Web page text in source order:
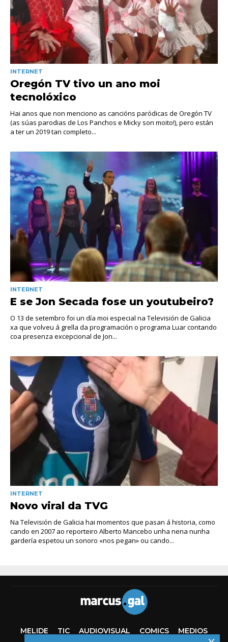
INTERNET
Oregón TV tivo un ano moi
tecnolóxico
Hai anos que non menciono as cancións paródicas de Oregón TV
(as súas parodias de Los Panchos e Micky son moito!), pero están
a ter un 2019 tan completo...
INTERNET
E se Jon Secada fose un youtubeiro?
O 13 de setembro foi un día moi especial na Televisión de Galicia
xa que volveu á grella da programación o programa Luar contando
coa presenza excepcional de Jon...
INTERNET
Novo viral da TVG
Na Televisión de Galicia hai momentos que pasan á historia, como
cando en 2007 ao reporteiro Alberto Mancebo unha nena nunha
gardería espetou un sonoro «nos pegan» ou cando...
MELIDE TIC AUDIOVISUAL COMICS MEDIOS